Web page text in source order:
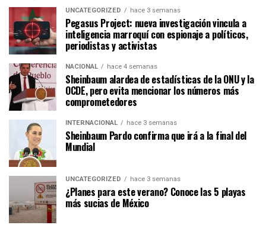
UNCATEGORIZED hace 3 semanas
Pegasus Project: nueva investigación vincula a
inteligencia marroquí con espionaje a políticos,
periodistas y activistas
NACIONAL hace 4 semanas
Sheinbaum alardea de estadísticas de la ONU y la
OCDE, pero evita mencionar los números más
comprometedores
INTERNACIONAL hace 3 semanas
Sheinbaum Pardo confirma que irá a la final del
Mundial
UNCATEGORIZED hace 3 semanas
¿Planes para este verano? Conoce las 5 playas
más sucias de México